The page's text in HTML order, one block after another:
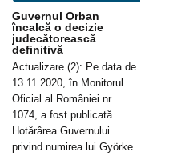
Guvernul Orban
încalcă o decizie
judecătorească
definitivă
Actualizare (2): Pe data de
13.11.2020, în Monitorul
Oficial al României nr.
1074, a fost publicată
Hotărârea Guvernului
privind numirea lui Györke